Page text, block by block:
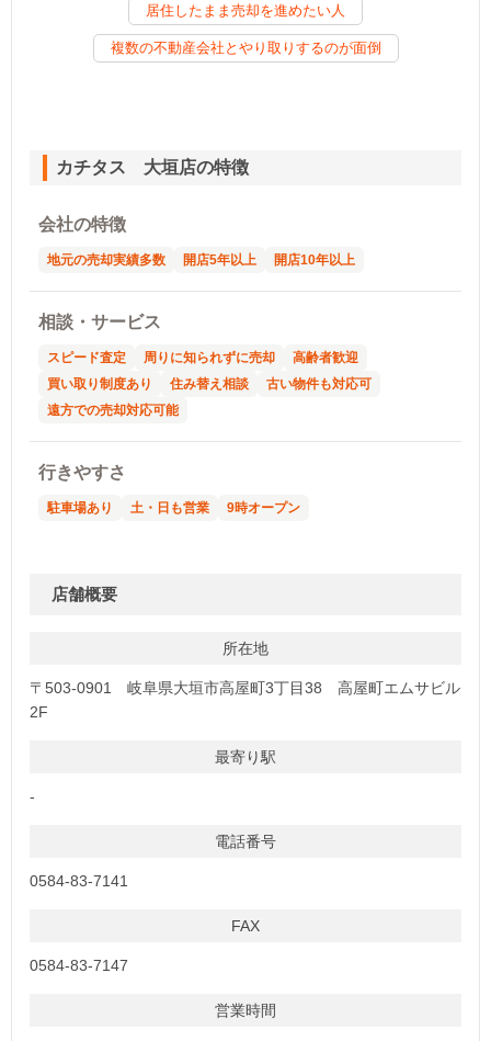
居住したまま売却を進めたい人
複数の不動産会社とやり取りするのが面倒
カチタス 大垣店の特徴
会社の特徴
地元の売却実績多数 開店5年以上 開店10年以上
相談・サービス
スピード査定 周りに知られずに売却
高齢者歓迎
買い取り制度あり
住み替え相談
古い物件も対応可
遠方での売却対応可能
行きやすさ
駐車場あり 土・日も営業 9時オープン
店舗概要
所在地
〒503-0901 岐阜県大垣市高屋町3丁目38 高屋町エムサビル
2F
最寄り駅
-
電話番号
0584-83-7141
FAX
0584-83-7147
営業時間